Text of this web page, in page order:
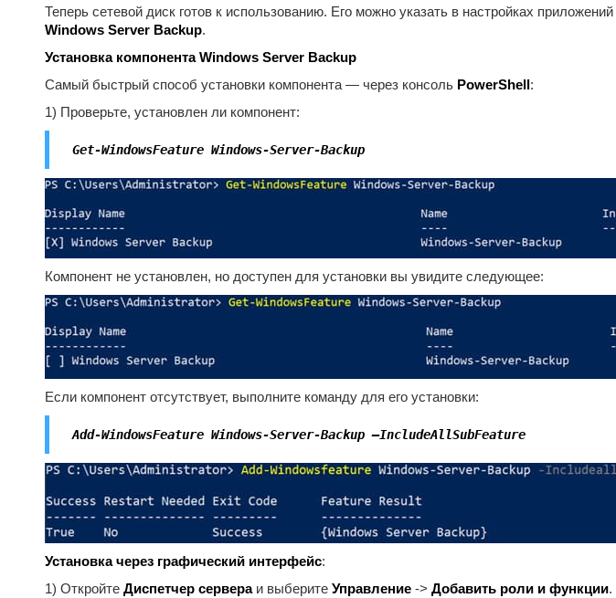
Теперь сетевой диск готов к использованию. Его можно указать в настройках
Windows Server Backup.
Установка компонента Windows Server Backup
Самый быстрый способ установки компонента — через консоль PowerShell:
1) Проверьте, установлен ли компонент:
Get-WindowsFeature Windows-Server-Backup
Компонент не установлен, но доступен для установки вы увидите следующее:
Если компонент отсутствует, выполните команду для его установки:
Add-WindowsFeature Windows-Server-Backup –IncludeAllSubFeature
Установка через графический интерфейс:
1) Откройте Диспетчер сервераи выберите Управление-> Добавить роли и функции.